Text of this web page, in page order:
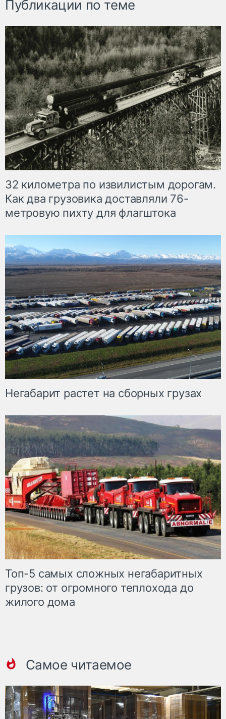
Публикации по теме
32 километра по извилистым дорогам.
Как два грузовика доставляли 76-
метровую пихту для флагштока
Негабарит растет на сборных грузах
Топ-5 самых сложных негабаритных
грузов: от огромного теплохода до
жилого дома
Самое читаемое